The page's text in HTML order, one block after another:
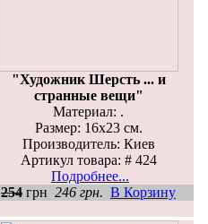
"Художник Шерсть ... и
странные вещи"
Материал: .
Размер: 16х23 см.
Производитель: Киев
Артикул товара: # 424
Подробнее...
254 грн 246 грн. В Корзину